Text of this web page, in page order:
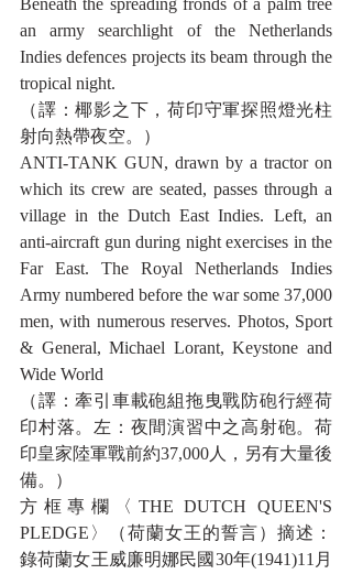
Beneath the spreading fronds of a palm tree
an army searchlight of the Netherlands
Indies defences projects its beam through the
tropical night.
（譯：椰影之下，荷印守軍探照燈光柱
射向熱帶夜空。）
ANTI-TANK GUN, drawn by a tractor on
which its crew are seated, passes through a
village in the Dutch East Indies. Left, an
anti-aircraft gun during night exercises in the
Far East. The Royal Netherlands Indies
Army numbered before the war some 37,000
men, with numerous reserves. Photos, Sport
& General, Michael Lorant, Keystone and
Wide World
（譯：牽引車載砲組拖曳戰防砲行經荷
印村落。左：夜間演習中之高射砲。荷
印皇家陸軍戰前約37,000人，另有大量後
備。）
方框專欄〈THE DUTCH QUEEN'S
PLEDGE〉（荷蘭女王的誓言）摘述：
錄荷蘭女王威廉明娜民國30年(1941)11月